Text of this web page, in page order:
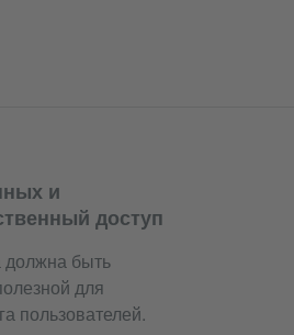
и
доступ
должна быть
для
пользователей.